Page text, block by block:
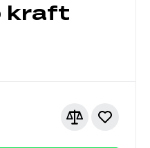
kraft